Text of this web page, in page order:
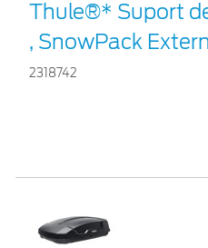
Thule®* Suport
, SnowPack
2318742